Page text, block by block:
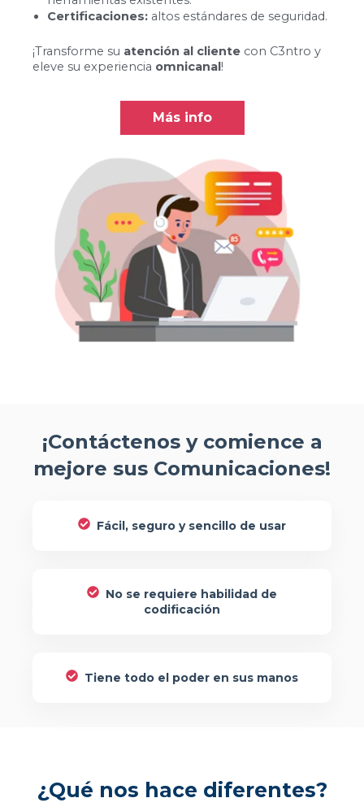
Certificaciones:altos estándares de seguridad.
¡Transforme su atención al cliente con C3ntro y
eleve su experiencia omnicanal!
Más info
¡Contáctenos y comience a
mejore sus Comunicaciones!
Fácil, seguro y sencillo de usar
No se requiere habilidad de
codificación
Tiene todo el poder en sus manos
¿Qué nos hace diferentes?